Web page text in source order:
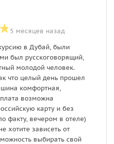
5 месяцев назад
в Дубай, были
был русскоговорящий,
молодой человек.
что целый день прошел
комфортная,
возможна
карту и без
факту, вечером в отеле)
хотите зависеть от
выбирать свой